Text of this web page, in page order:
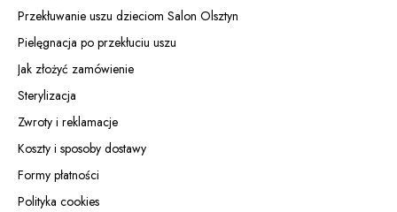
Przekłuwanie uszu dzieciom Salon Olsztyn
Pielęgnacja po przekłuciu uszu
Jak złożyć zamówienie
Sterylizacja
Zwroty i reklamacje
Koszty i sposoby dostawy
Formy płatności
Polityka cookies